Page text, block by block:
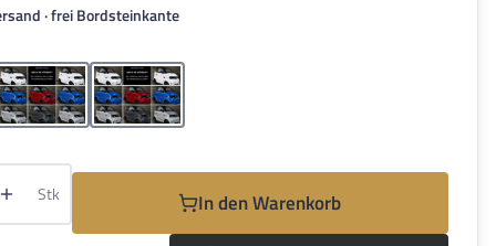
· frei Bordsteinkante
Nelioblau Weiss
Gib den gewünschten Wert ein
Stk In den Warenkorb